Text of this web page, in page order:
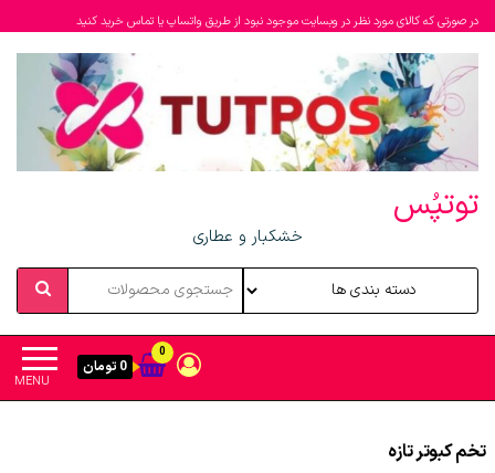
در صورتی که کالای مورد نظر در وبسایت موجود نبود از طریق واتساپ یا تماس خرید کنید
توتپُس
خشکبار و عطاری
MENU
0
0 تومان
تخم کبوتر تازه